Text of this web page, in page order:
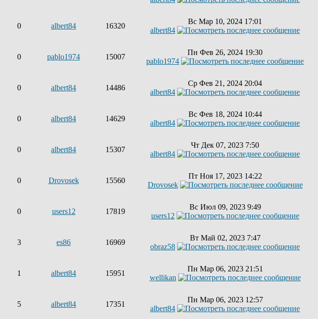
0 albert84 16320
Вс Мар 10, 2024 17:01
albert84
0 pablo1974 15007
Пн Фев 26, 2024 19:30
pablo1974
0 albert84 14486
Ср Фев 21, 2024 20:04
albert84
0 albert84 14629
Вс Фев 18, 2024 10:44
albert84
0 albert84 15307
Чт Дек 07, 2023 7:50
albert84
0 Drovosek 15560
Пт Ноя 17, 2023 14:22
Drovosek
0 users12 17819
Вс Июл 09, 2023 9:49
users12
3 es86 16969
Вт Май 02, 2023 7:47
obraz58
1 albert84 15951
Пн Мар 06, 2023 21:51
wellikan
5 albert84 17351
Пн Мар 06, 2023 12:57
albert84